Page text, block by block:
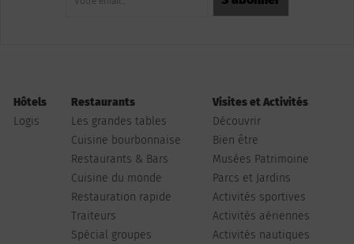
Hôtels
Logis
Restaurants
Les grandes tables
Cuisine bourbonnaise
Restaurants & Bars
Cuisine du monde
Restauration rapide
Traiteurs
Spécial groupes
Visites et Activités
Découvrir
Bien être
Musées Patrimoine
Parcs et Jardins
Activités sportives
Activités aériennes
Activités nautiques